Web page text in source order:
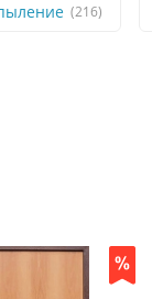
(216)